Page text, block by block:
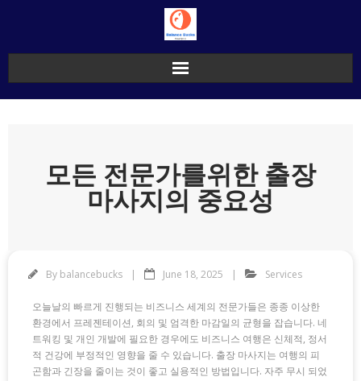
모든 전문가를위한 출장
마사지의 중요성
By balancebucks June 18, 2025 Services
오늘날의 빠르게 진행되는 비즈니스 세계의 전문가들은 종종 이상한
환경에서 프레젠테이션, 회의 및 엄격한 마감일의 균형을 잡습니다. 네
트워킹 및 개인 개발에 필요한 경우에도 비즈니스 여행은 신체적, 정서
적 건강에 부정적인 영향을 줄 수 있습니다. 출장 마사지는 여행의 피
곤함과 긴장을 줄이는 것이 좋고 실용적인 방법입니다. 자주 무시 되었